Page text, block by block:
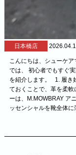
日本橋店
こんにちは、シューケ
では、 初心者でもすぐ
を紹介します。 1. 履き
ておくことで、革を柔
ーは、M.MOWBRAY ア
ッセンシャルを靴全体に